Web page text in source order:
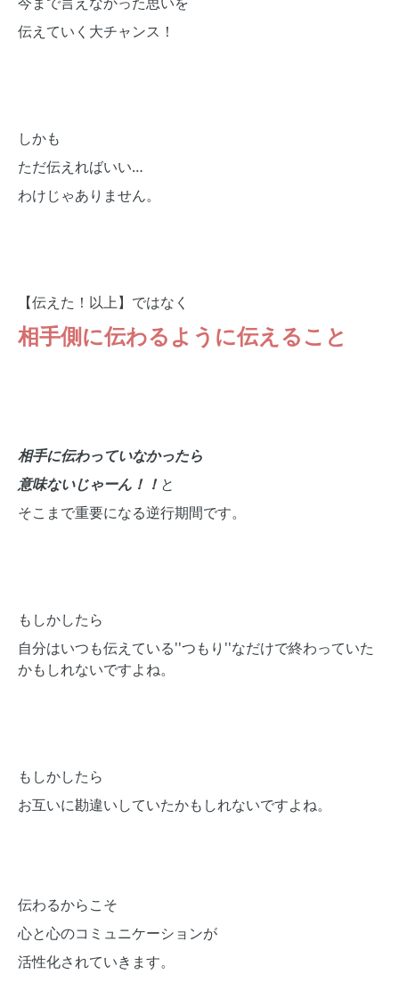
伝えていく大チャンス！
しかも
ただ伝えればいい…
わけじゃありません。
【伝えた！以上】ではなく
相手側に伝わるように伝えること
相手に伝わっていなかったら
意味ないじゃーん！！ と
そこまで重要になる逆行期間です。
もしかしたら
自分はいつも伝えている''つもり''なだけで終わっていた
かもしれないですよね。
もしかしたら
お互いに勘違いしていたかもしれないですよね。
伝わるからこそ
心と心のコミュニケーションが
活性化されていきます。